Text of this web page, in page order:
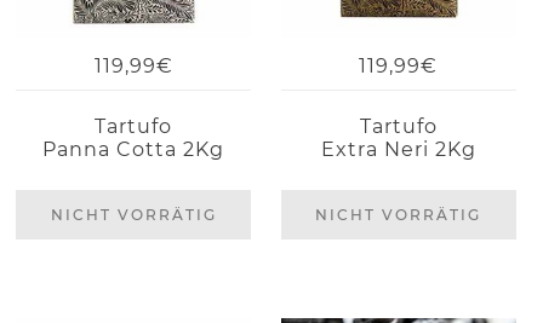
119,99€
Tartufo
Panna Cotta 2Kg
NICHT VORRÄTIG
119,99€
Tartufo
Extra Neri 2Kg
NICHT VORRÄTIG